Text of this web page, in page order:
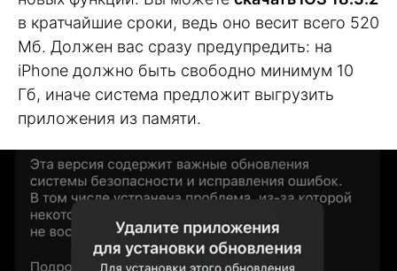
в кратчайшие сроки, ведь оно весит всего 520
Мб. Должен вас сразу предупредить: на
iPhone должно быть свободно минимум 10
Гб, иначе система предложит выгрузить
приложения из памяти.